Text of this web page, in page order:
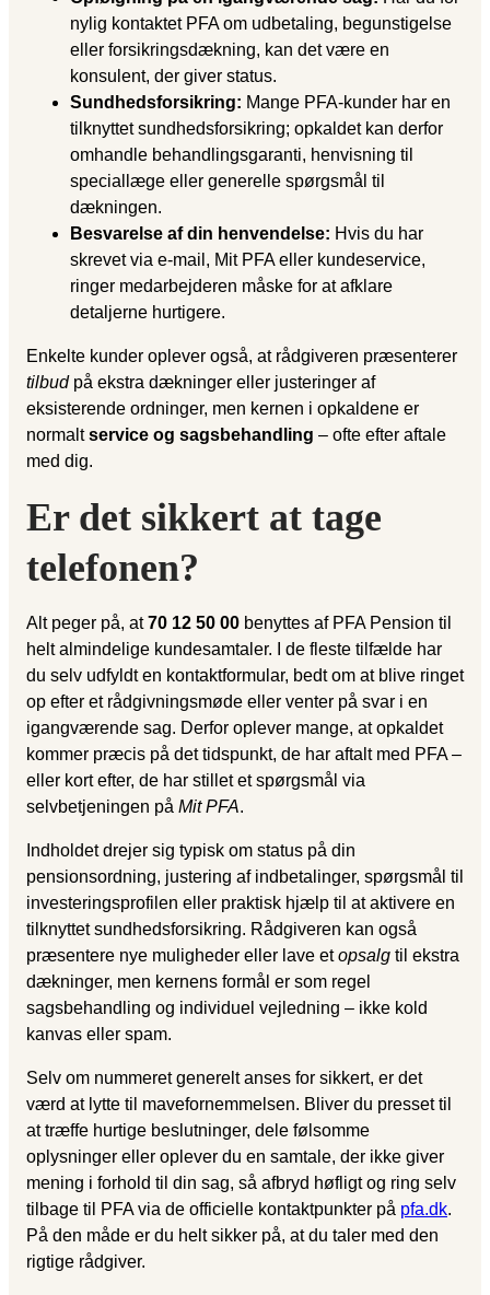
nylig kontaktet PFA om udbetaling, begunstigelse
eller forsikringsdækning, kan det være en
konsulent, der giver status.
Sundhedsforsikring: Mange PFA-kunder har en
tilknyttet sundhedsforsikring; opkaldet kan derfor
omhandle behandlingsgaranti, henvisning til
speciallæge eller generelle spørgsmål til
dækningen.
Besvarelse af din henvendelse: Hvis du har
skrevet via e-mail, Mit PFA eller kundeservice,
ringer medarbejderen måske for at afklare
detaljerne hurtigere.
Enkelte kunder oplever også, at rådgiveren præsenterer
tilbudpå ekstra dækninger eller justeringer af
eksisterende ordninger, men kernen i opkaldene er
normaltservice og sagsbehandling – ofte efter aftale
med dig.
Er det sikkert at tage
telefonen?
Alt peger på, at70 12 50 00 benyttes af PFA Pension til
helt almindelige kundesamtaler. I de fleste tilfælde har
du selv udfyldt en kontaktformular, bedt om at blive ringet
op efter et rådgivningsmøde eller venter på svar i en
igangværende sag. Derfor oplever mange, at opkaldet
kommer præcis på det tidspunkt, de har aftalt med PFA –
eller kort efter, de har stillet et spørgsmål via
selvbetjeningen på Mit PFA.
Indholdet drejer sig typisk om status på din
pensionsordning, justering af indbetalinger, spørgsmål til
investeringsprofilen eller praktisk hjælp til at aktivere en
tilknyttet sundhedsforsikring. Rådgiveren kan også
præsentere nye muligheder eller lave etopsalg til ekstra
dækninger, men kernens formål er som regel
sagsbehandling og individuel vejledning – ikke kold
kanvas eller spam.
Selv om nummeret generelt anses for sikkert, er det
værd at lytte til mavefornemmelsen. Bliver du presset til
at træffe hurtige beslutninger, dele følsomme
oplysninger eller oplever du en samtale, der ikke giver
mening i forhold til din sag, så afbryd høfligt og ring selv
tilbage til PFA via de officielle kontaktpunkter på pfa.dk.
På den måde er du helt sikker på, at du taler med den
rigtige rådgiver.